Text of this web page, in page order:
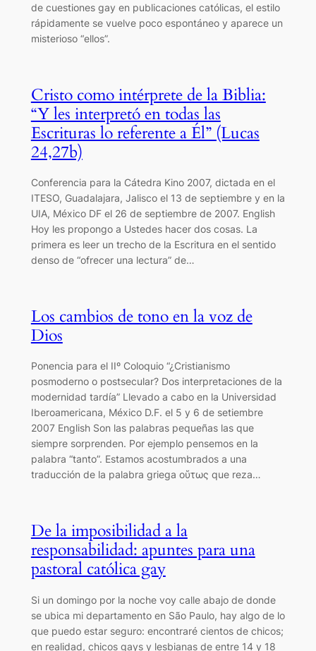
de cuestiones gay en publicaciones católicas, el estilo
rápidamente se vuelve poco espontáneo y aparece un
misterioso “ellos”.
Cristo como intérprete de la Biblia:
“Y les interpretó en todas las
Escrituras lo referente a Él” (Lucas
24,27b)
Conferencia para la Cátedra Kino 2007, dictada en el
ITESO, Guadalajara, Jalisco el 13 de septiembre y en la
UIA, México DF el 26 de septiembre de 2007. English
Hoy les propongo a Ustedes hacer dos cosas. La
primera es leer un trecho de la Escritura en el sentido
denso de “ofrecer una lectura” de…
Los cambios de tono en la voz de
Dios
Ponencia para el IIº Coloquio “¿Cristianismo
posmoderno o postsecular? Dos interpretaciones de la
modernidad tardía” Llevado a cabo en la Universidad
Iberoamericana, México D.F. el 5 y 6 de setiembre
2007 English Son las palabras pequeñas las que
siempre sorprenden. Por ejemplo pensemos en la
palabra “tanto”. Estamos acostumbrados a una
traducción de la palabra griega οὕτως que reza…
De la imposibilidad a la
responsabilidad: apuntes para una
pastoral católica gay
Si un domingo por la noche voy calle abajo de donde
se ubica mi departamento en São Paulo, hay algo de lo
que puedo estar seguro: encontraré cientos de chicos;
en realidad, chicos gays y lesbianas de entre 14 y 18